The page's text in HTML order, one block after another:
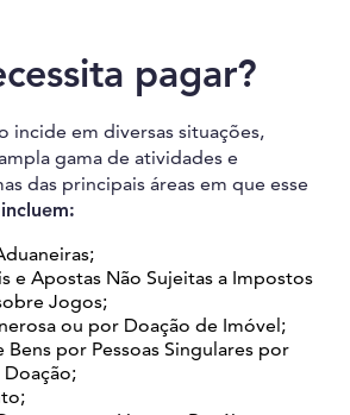
pagar?
incide em diversas situações,
gama de atividades e
das principais áreas em que esse
incluem:
e Apostas Não Sujeitas a Impostos
Jogos;
ou por Doação de Imóvel;
Bens por Pessoas Singulares por
Doação;